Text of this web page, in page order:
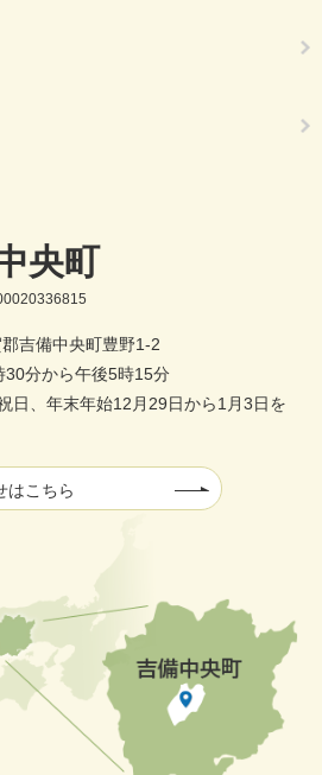
央町
吉備中央町豊野1-2
30分から午後5時15分
日、年末年始12月29日から1月3日を
はこちら